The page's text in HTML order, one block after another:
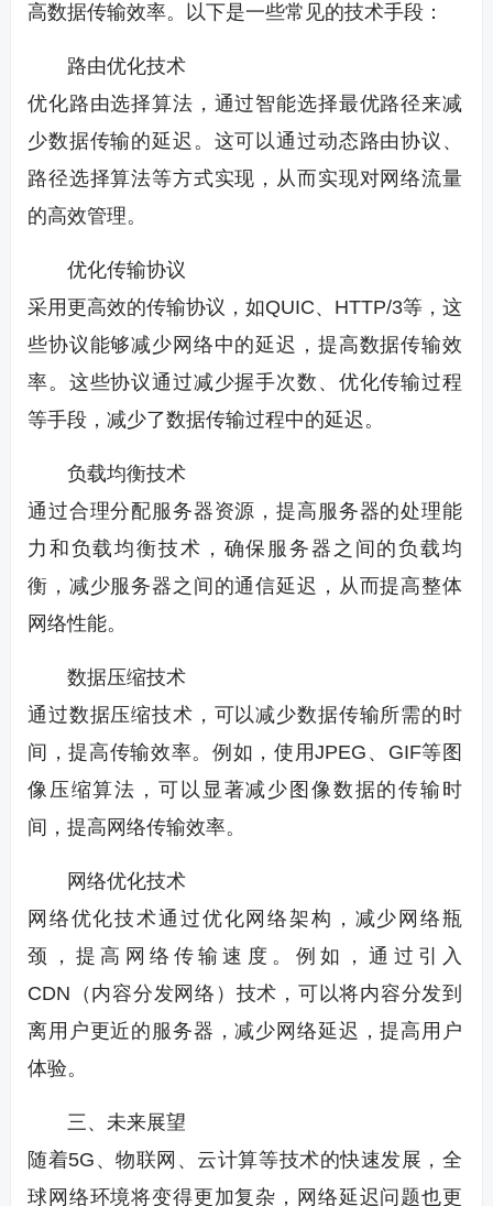
高数据传输效率。以下是一些常见的技术手段：
路由优化技术
优化路由选择算法，通过智能选择最优路径来减
少数据传输的延迟。这可以通过动态路由协议、
路径选择算法等方式实现，从而实现对网络流量
的高效管理。
优化传输协议
采用更高效的传输协议，如QUIC、HTTP/3等，这
些协议能够减少网络中的延迟，提高数据传输效
率。这些协议通过减少握手次数、优化传输过程
等手段，减少了数据传输过程中的延迟。
负载均衡技术
通过合理分配服务器资源，提高服务器的处理能
力和负载均衡技术，确保服务器之间的负载均
衡，减少服务器之间的通信延迟，从而提高整体
网络性能。
数据压缩技术
通过数据压缩技术，可以减少数据传输所需的时
间，提高传输效率。例如，使用JPEG、GIF等图
像压缩算法，可以显著减少图像数据的传输时
间，提高网络传输效率。
网络优化技术
网络优化技术通过优化网络架构，减少网络瓶
颈，提高网络传输速度。例如，通过引入
CDN（内容分发网络）技术，可以将内容分发到
离用户更近的服务器，减少网络延迟，提高用户
体验。
三、未来展望
随着5G、物联网、云计算等技术的快速发展，全
球网络环境将变得更加复杂，网络延迟问题也更